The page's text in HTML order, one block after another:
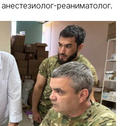
реаниматолог.